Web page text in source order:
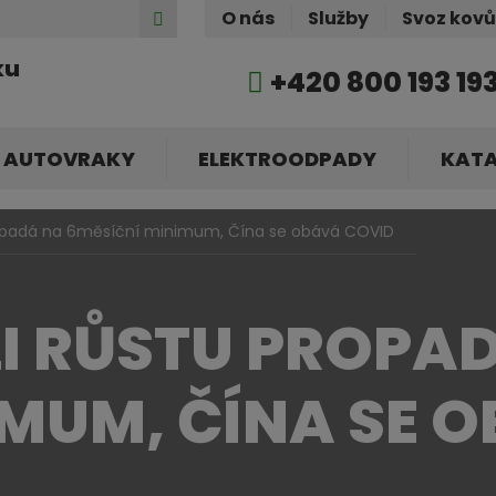
+420 800 193
Hledat O nás Služby Svoz kovů
AUTOVRAKY ELEKTROODPADY
na 6měsíční minimum, Čína se obává COVID
RŮSTU
ČÍNA SE